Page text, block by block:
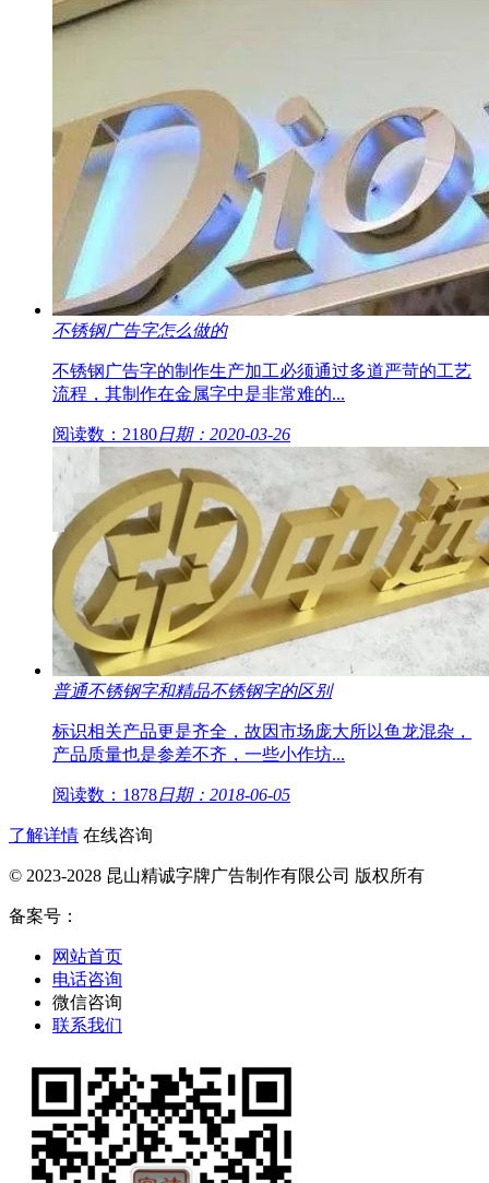
不锈钢广告字怎么做的
不锈钢广告字的制作生产加工必须通过多道严苛的工艺
流程，其制作在金属字中是非常难的...
阅读数：2180日期：2020-03-26
普通不锈钢字和精品不锈钢字的区别
标识相关产品更是齐全，故因市场庞大所以鱼龙混杂，
产品质量也是参差不齐，一些小作坊...
阅读数：1878日期：2018-06-05
了解详情 在线咨询
© 2023-2028 昆山精诚字牌广告制作有限公司 版权所有
备案号：
网站首页
电话咨询
微信咨询
联系我们